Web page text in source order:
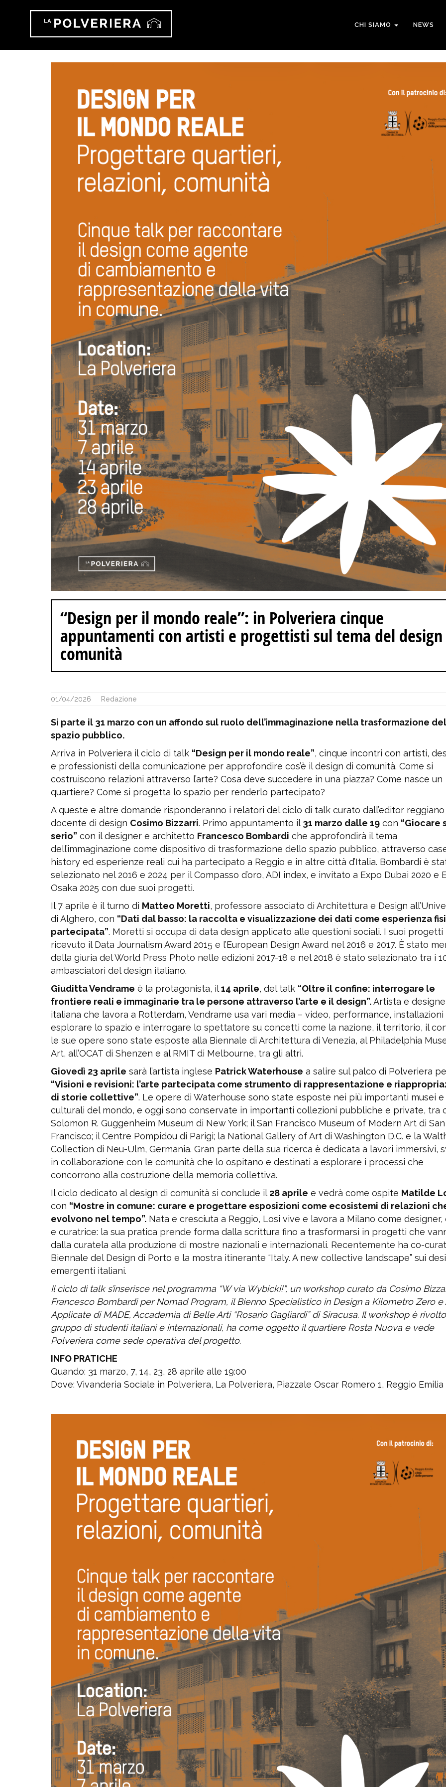
CHI SIAMO NEWS
“Design per il mondo reale”: in Polveriera cinque
appuntamenti con artisti e progettisti sul tema del
comunità
01/04/2026 Redazione
Si parte il 31 marzo con un affondo sul ruolo dell’immaginazione nella trasformazione
spazio pubblico.
Arriva in Polveriera il ciclo di talk “Design per il mondo reale”, cinque incontri con artisti,
e professionisti della comunicazione per approfondire cos’è il design di comunità. Come si
costruiscono relazioni attraverso l’arte? Cosa deve succedere in una piazza? Come nasce un
quartiere? Come si progetta lo spazio per renderlo partecipato?
A queste e altre domande risponderanno i relatori del ciclo di talk curato dall’editor
docente di design Cosimo Bizzarri. Primo appuntamento il 31 marzo dalle 19 con “Giocare
serio” con il designer e architetto Francesco Bombardi che approfondirà il tema
dell’immaginazione come dispositivo di trasformazione dello spazio pubblico, attraverso
history ed esperienze reali cui ha partecipato a Reggio e in altre città d’Italia. Bombardi è
selezionato nel 2016 e 2024 per il Compasso d’oro, ADI index, e invitato a Expo Dubai 2020 e
Osaka 2025 con due suoi progetti.
Il 7 aprile è il turno di Matteo Moretti, professore associato di Architettura e Design
di Alghero, con “Dati dal basso: la raccolta e visualizzazione dei dati come esperienza
partecipata”. Moretti si occupa di data design applicato alle questioni sociali. I suoi progetti
ricevuto il Data Journalism Award 2015 e l’European Design Award nel 2016 e 2017. È stato
della giuria del World Press Photo nelle edizioni 2017-18 e nel 2018 è stato selezionato tra i
ambasciatori del design italiano.
Giuditta Vendrame è la protagonista, il14 aprile, del talk “Oltre il confine: interrogare le
frontiere reali e immaginarie tra le persone attraverso l’arte e il design”.Artista e
italiana che lavora a Rotterdam, Vendrame usa vari media – video, performance,
esplorare lo spazio e interrogare lo spettatore su concetti come la nazione, il territorio, il
le sue opere sono state esposte alla Biennale di Architettura di Venezia, al Philadelphia
Art, all’OCAT di Shenzen e al RMIT di Melbourne, tra gli altri.
Giovedì 23 aprile sarà l’artista inglese Patrick Waterhouse a salire sul palco di Polveriera
“Visioni e revisioni: l’arte partecipata come strumento di rappresentazione e
di storie collettive”. Le opere di Waterhouse sono state esposte nei più importanti musei
culturali del mondo, e oggi sono conservate in importanti collezioni pubbliche e private, tra
Solomon R. Guggenheim Museum di New York; il San Francisco Museum of Modern Art di San
Francisco; il Centre Pompidou di Parigi; la National Gallery of Art di Washington D.C. e la
Collection di Neu-Ulm, Germania. Gran parte della sua ricerca è dedicata a lavori immersivi,
in collaborazione con le comunità che lo ospitano e destinati a esplorare i processi che
concorrono alla costruzione della memoria collettiva.
Il ciclo dedicato al design di comunità si conclude il 28 aprile e vedrà come ospite Matilde
con “Mostre in comune: curare e progettare esposizioni come ecosistemi di relazioni
evolvono nel tempo”. Nata e cresciuta a Reggio, Losi vive e lavora a Milano come
e curatrice: la sua pratica prende forma dalla scrittura fino a trasformarsi in progetti che
dalla curatela alla produzione di mostre nazionali e internazionali. Recentemente ha co-
Biennale del Design di Porto e la mostra itinerante “Italy. A new collective landscape” sui
emergenti italiani.
Il ciclo di talk s’inserisce nel programma “W via Wybicki!”, un workshop curato da Cosimo
Francesco Bombardi per Nomad Program, il Bienno Specialistico in Design a Kilometro Zero e
Applicate di MADE, Accademia di Belle Arti “Rosario Gagliardi” di Siracusa. Il workshop è
gruppo di studenti italiani e internazionali, ha come oggetto il quartiere Rosta Nuova e vede
Polveriera come sede operativa del progetto.
INFO PRATICHE
Quando: 31 marzo, 7, 14, 23, 28 aprile alle 19:00
Dove: Vivanderia Sociale in Polveriera, La Polveriera, Piazzale Oscar Romero 1, Reggio Emilia